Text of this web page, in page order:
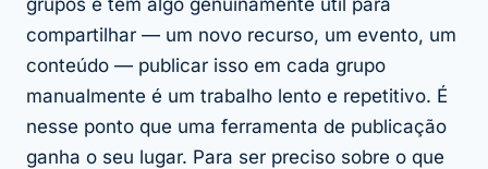
compartilhar — um novo recurso, um evento, um
conteúdo — publicar isso em cada grupo
manualmente é um trabalho lento e repetitivo. É
nesse ponto que uma ferramenta de publicação
ganha o seu lugar. Para ser preciso sobre o que